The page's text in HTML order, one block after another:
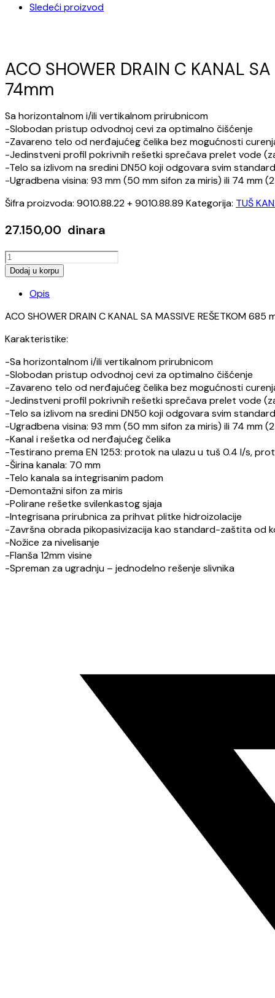
Sledeći proizvod
ACO SHOWER DRAIN C KANAL
74mm
Sa horizontalnom i/ili vertikalnom prirubnicom
-Slobodan pristup odvodnoj cevi za optimalno čišćenje
-Zavareno telo od nerđajućeg čelika bez mogućnosti
-Jedinstveni profil pokrivnih rešetki sprečava prelet vode
-Telo sa izlivom na sredini DN50 koji odgovara svim
-Ugradbena visina: 93 mm (50 mm sifon za miris) ili 74 mm
Šifra proizvoda: 9010.88.22 + 9010.88.89 Kategorija: TUŠ
27.150,00 dinara
ACO
SHOWER
SA
MASSIVE
REŠETKOM
685mm
x
74mm
količina
Dodaj u korpu
Opis
ACO SHOWER DRAIN C KANAL SA MASSIVE REŠETKOM
Karakteristike:
-Sa horizontalnom i/ili vertikalnom prirubnicom
-Slobodan pristup odvodnoj cevi za optimalno čišćenje
-Zavareno telo od nerđajućeg čelika bez mogućnosti
-Jedinstveni profil pokrivnih rešetki sprečava prelet vode
-Telo sa izlivom na sredini DN50 koji odgovara svim
-Ugradbena visina: 93 mm (50 mm sifon za miris) ili 74 mm
-Kanal i rešetka od nerđajućeg čelika
-Testirano prema EN 1253: protok na ulazu u tuš 0.4 l/s,
-Širina kanala: 70 mm
-Telo kanala sa integrisanim padom
-Demontažni sifon za miris
-Polirane rešetke svilenkastog sjaja
-Integrisana prirubnica za prihvat plitke hidroizolacije
-Završna obrada pikopasivizacija kao standard-zaštita od
-Nožice za nivelisanje
-Flanša 12mm visine
-Spreman za ugradnju – jednodelno rešenje slivnika